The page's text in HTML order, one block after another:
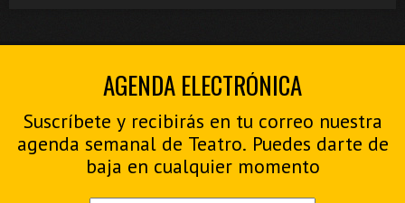
AGENDA ELECTRÓNICA
Suscríbete y recibirás en tu correo nuestra
agenda semanal de Teatro. Puedes darte de
baja en cualquier momento